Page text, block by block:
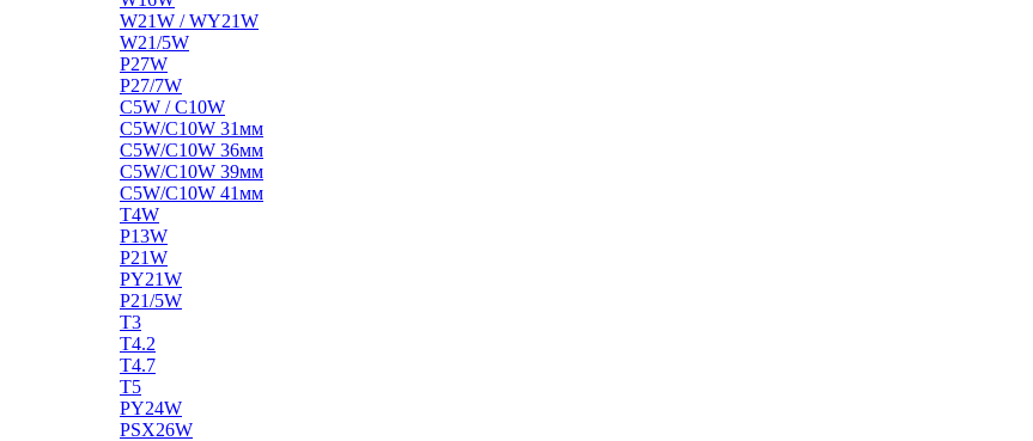
W21W / WY21W
W21/5W
P27W
P27/7W
C5W / C10W
C5W/C10W 31мм
C5W/C10W 36мм
C5W/C10W 39мм
C5W/C10W 41мм
T4W
P13W
P21W
PY21W
P21/5W
T3
T4.2
T4.7
T5
PY24W
PSX26W